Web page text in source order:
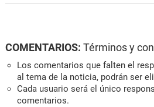
COMENTARIOS: Términos y
Los comentarios que falten el
al tema de la noticia, podrán ser
Cada usuario será el único
comentarios.